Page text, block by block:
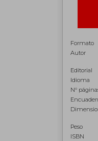
Formato
Autor
Editorial
Idioma
N°
Peso
ISBN